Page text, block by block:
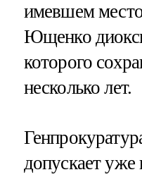
имевшем
Ющенко
которого
несколько лет.
допускает